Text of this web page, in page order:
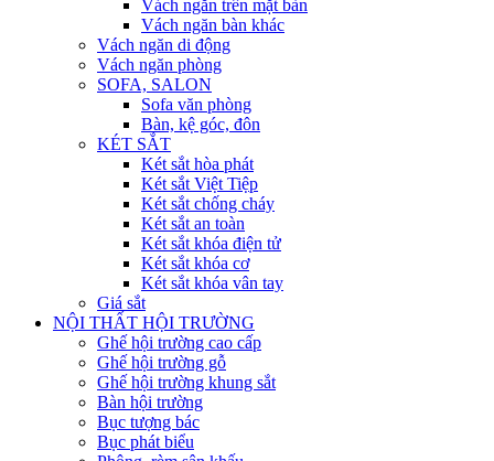
Vách ngăn trên mặt bàn
Vách ngăn bàn khác
Vách ngăn di động
Vách ngăn phòng
SOFA, SALON
Sofa văn phòng
Bàn, kệ góc, đôn
KÉT SẮT
Két sắt hòa phát
Két sắt Việt Tiệp
Két sắt chống cháy
Két sắt an toàn
Két sắt khóa điện tử
Két sắt khóa cơ
Két sắt khóa vân tay
Giá sắt
NỘI THẤT HỘI TRƯỜNG
Ghế hội trường cao cấp
Ghế hội trường gỗ
Ghế hội trường khung sắt
Bàn hội trường
Bục tượng bác
Bục phát biểu